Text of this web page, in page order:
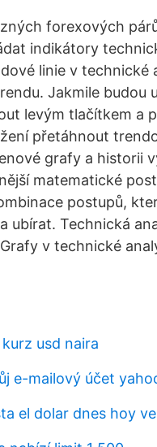
forexových
indikátory
linie v technické
Jakmile
levým tlačítkem a
přetáhnout
grafy a historii
matematické
postupů,
ubírat. Technická
v technické
usd naira
e-mailový účet
el dolar dnes hoy